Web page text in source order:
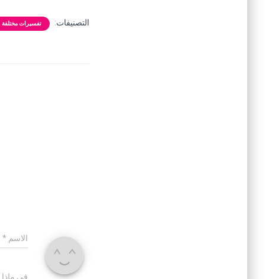
التصنيفات: تفسيرات مختلفة
الاسم *
في